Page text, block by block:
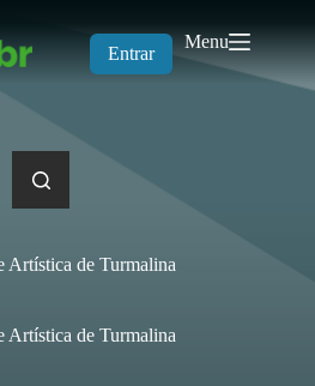
Entrar
Menu
Artística de Turmalina
Artística de Turmalina